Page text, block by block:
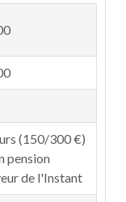
(150/300 €)
pension
de l'Instant